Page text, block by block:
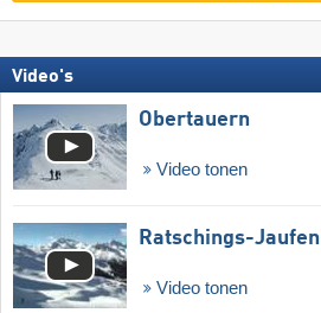
Video's
Obertauern
Video tonen
Ratschings-Jaufen
Video tonen